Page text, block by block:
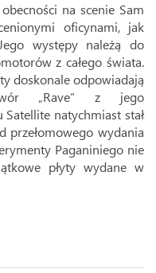
na scenie Sam
oficynami, jak
występy należą do
z całego świata.
doskonale odpowiadają
„Rave” z jego
natychmiast stał
przełomowego wydania
Paganiniego nie
płyty wydane w